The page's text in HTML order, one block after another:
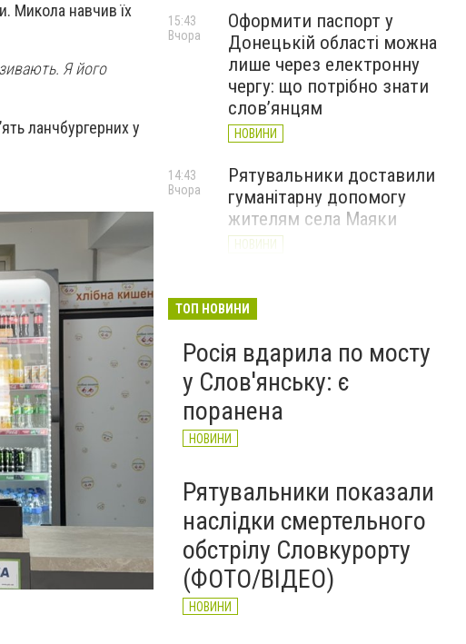
Микола навчив їх
Я його
ланчбургерних у
Оформити паспорт у
Донецькій області можна
лише через електронну
чергу: що потрібно знати
слов’янцям
НОВИНИ
15:43
Вчора
Рятувальники доставили
гуманітарну допомогу
жителям села Маяки
НОВИНИ
14:43
Вчора
онлайн-акція до Дня молоді
Вчора
ТОП НОВИНИ
Росія вдарила по мосту
у Слов'янську: є
поранена
НОВИНИ
Рятувальники показали
наслідки смертельного
обстрілу Словкурорту
(ФОТО/ВІДЕО)
НОВИНИ